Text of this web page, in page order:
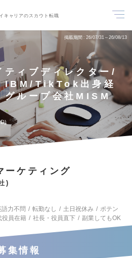
キャリアのスカウト転職
掲載期間 26/07/31～26/08/13
ティブディレクター/
IBM/TikTok出身経
グループ会社MISM
ーケティング
語力不問 転勤なし 土日祝休み
ポテン
役員在籍 社長・役員直下 副業してもOK
集情報